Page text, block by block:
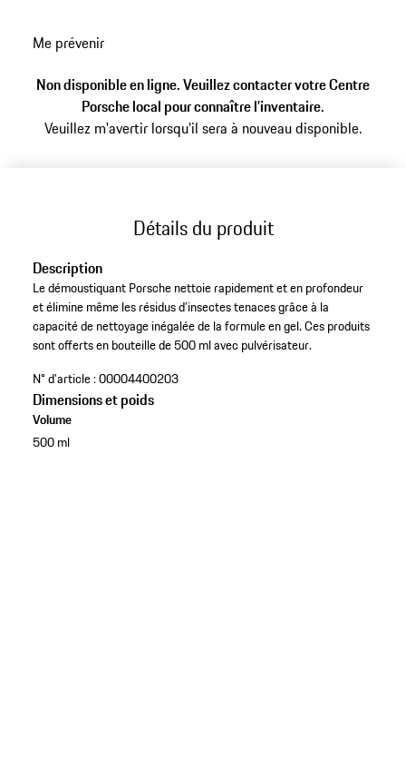
Me prévenir
Non disponible en ligne. Veuillez contacter votre Centre
Porsche local pour connaître l'inventaire.
Veuillez m'avertir lorsqu'il sera à nouveau disponible.
Détails du produit
Description
Le démoustiquant Porsche nettoie rapidement et en profondeur
et élimine même les résidus d’insectes tenaces grâce à la
capacité de nettoyage inégalée de la formule en gel. Ces produits
sont offerts en bouteille de 500 ml avec pulvérisateur.
N° d'article :00004400203
Dimensions et poids
Volume
500 ml